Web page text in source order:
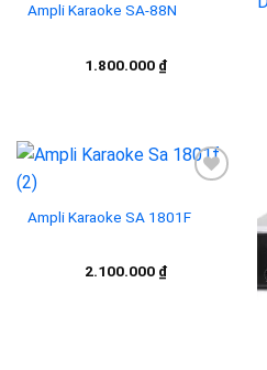
Ampli Karaoke SA-88N
1.800.000 ₫
Ampli Karaoke SA 1801F
2.100.000 ₫